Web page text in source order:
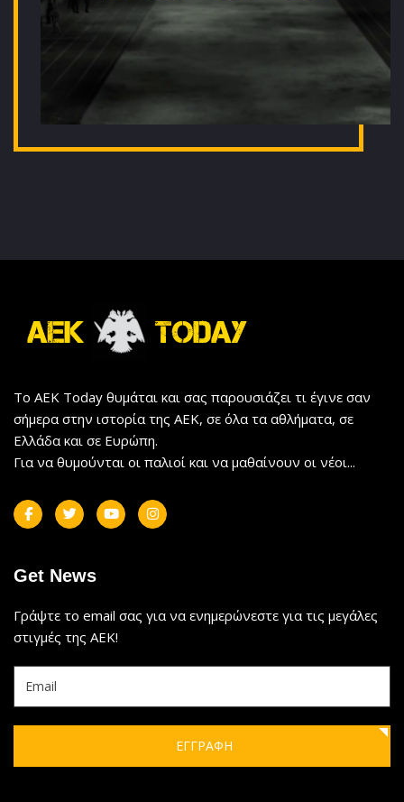
Το AEK Today θυμάται και σας παρουσιάζει τι έγινε σαν
σήμερα στην ιστορία της ΑΕΚ, σε όλα τα αθλήματα, σε
Ελλάδα και σε Ευρώπη.
Για να θυμούνται οι παλιοί και να μαθαίνουν οι νέοι...
Get News
Γράψτε το email σας για να ενημερώνεστε για τις μεγάλες
στιγμές της ΑΕΚ!
ΕΓΓΡΑΦΗ